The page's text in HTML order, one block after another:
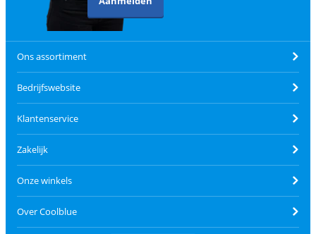
Ons assortiment
Bedrijfswebsite
Klantenservice
Zakelijk
Onze winkels
Over Coolblue